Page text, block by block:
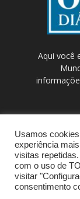
Aqui você
Usamos
experiência
visitas
com o uso de
visitar
consentimento